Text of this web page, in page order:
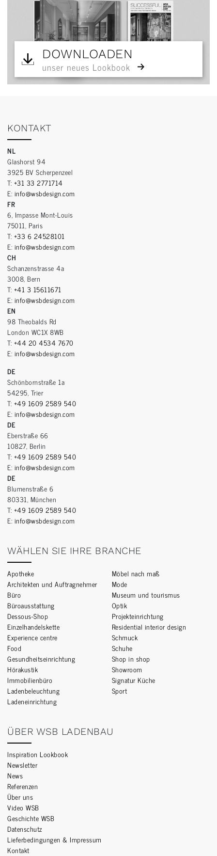
DOWNLOADEN
unser neues Lookbook
KONTAKT
NL
Glashorst 94
3925 BV Scherpenzeel
T: +31 33 2771714
E: info@wsbdesign.com
FR
6, Impasse Mont-Louis
75011, Paris
T: +33 6 24528101
E: info@wsbdesign.com
CH
Schanzenstrasse 4a
3008, Bern
T: +41 3 15611671
E: info@wsbdesign.com
EN
98 Theobalds Rd
London WC1X 8WB
T: +44 20 4534 7670
E: info@wsbdesign.com
DE
Schönbornstraße 1a
54295, Trier
T: +49 1609 2589 540
E: info@wsbdesign.com
DE
Eberstraße 66
10827, Berlin
T: +49 1609 2589 540
E: info@wsbdesign.com
DE
Blumenstraße 6
80331, München
T: +49 1609 2589 540
E: info@wsbdesign.com
WÄHLEN SIE IHRE BRANCHE
Apotheke
Architekten und Auftragnehmer
Büro
Büroausstattung
Dessous-Shop
Einzelhandelskette
Experience centre
Food
Gesundheitseinrichtung
Hörakustik
Immobilienbüro
Ladenbeleuchtung
Ladeneinrichtung
Möbel nach maß
Mode
Museum und tourismus
Optik
Projekteinrichtung
Residential interior design
Schmuck
Schuhe
Shop in shop
Showroom
Signatur Küche
Sport
ÜBER WSB LADENBAU
Inspiration Lookbook
Newsletter
News
Referenzen
Über uns
Video WSB
Geschichte WSB
Datenschutz
Lieferbedingungen & Impressum
Kontakt